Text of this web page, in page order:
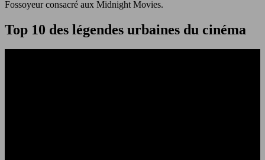
Fossoyeur consacré aux Midnight Movies.
Top 10 des légendes urbaines du cinéma